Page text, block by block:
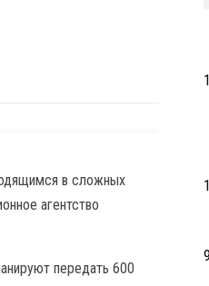
в сложных
агентство
передать 600